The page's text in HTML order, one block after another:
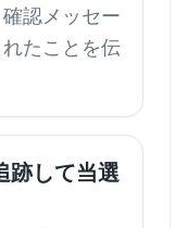
認メッセー
たことを伝
跡して当選